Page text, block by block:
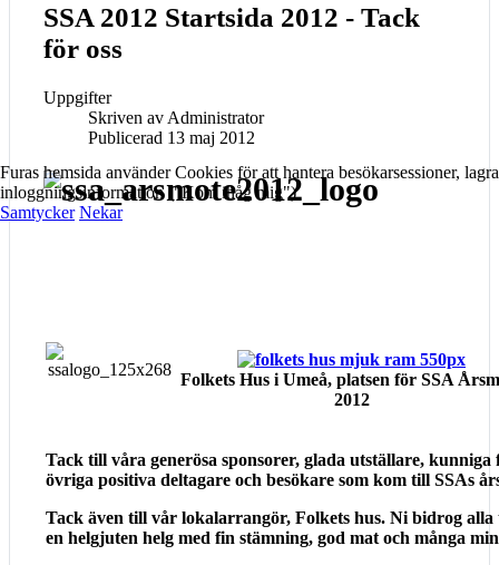
SSA 2012 Startsida 2012 - Tack
för oss
Uppgifter
Skriven av Administrator
Publicerad 13 maj 2012
Folkets Hus i Umeå, platsen för SSA
2012
Tack till våra generösa sponsorer, glada utställare, kunniga
övriga positiva deltagare och besökare som kom till SSAs
Tack även till vår lokalarrangör, Folkets hus. Ni bidrog
en helgjuten helg med fin stämning, god mat och många
Furas hemsida använder Cookies för att hantera besökarsessioner, lagra
inloggningsinformation ("Kom ihåg mig")
Samtycker Nekar